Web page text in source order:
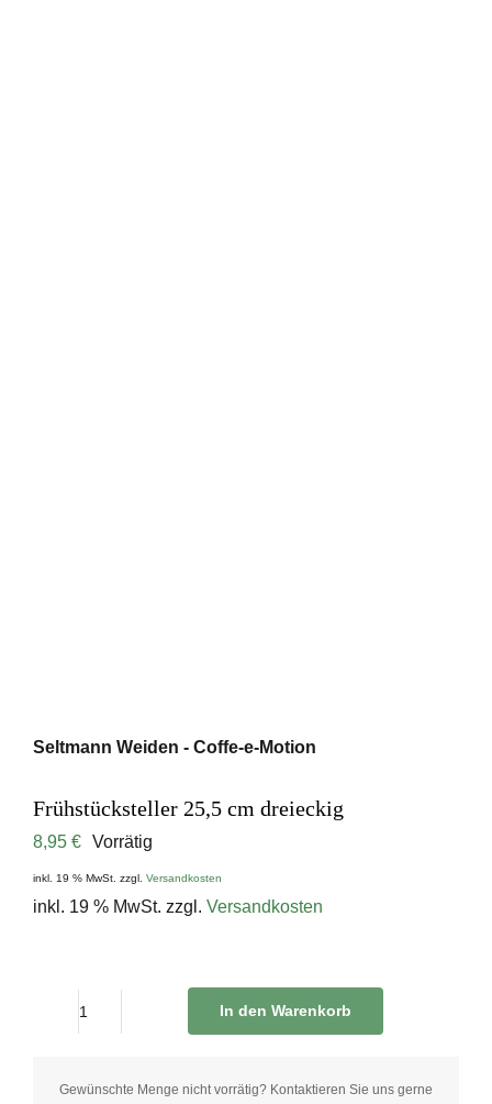
Seltmann Weiden - Coffe-e-Motion
Frühstücksteller 25,5 cm dreieckig
8,95 € Vorrätig
inkl. 19 % MwSt. zzgl. Versandkosten
inkl. 19 % MwSt. zzgl. Versandkosten
cm
In den Warenkorb
Gewünschte Menge nicht vorrätig? Kontaktieren Sie uns gerne